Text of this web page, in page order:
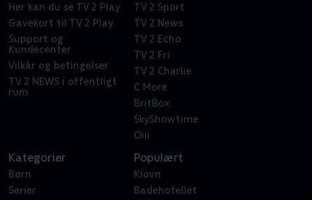
Her kan du se TV 2 Play
Gavekort til TV 2 Play
Support og
Kundecenter
Vilkår og betingelser
TV 2 NEWS i offentligt
rum
TV 2 Sport
TV 2 News
TV 2 Echo
TV 2 Fri
TV 2 Charlie
C More
BritBox
SkyShowtime
Oiii
Kategorier
Børn
Serier
Populært
Klovn
Badehotellet